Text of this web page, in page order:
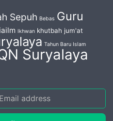
Sepuh Bebas Guru
iailm Ikhwan khutbah jum'at
Tahun Baru Islam
Suryalaya